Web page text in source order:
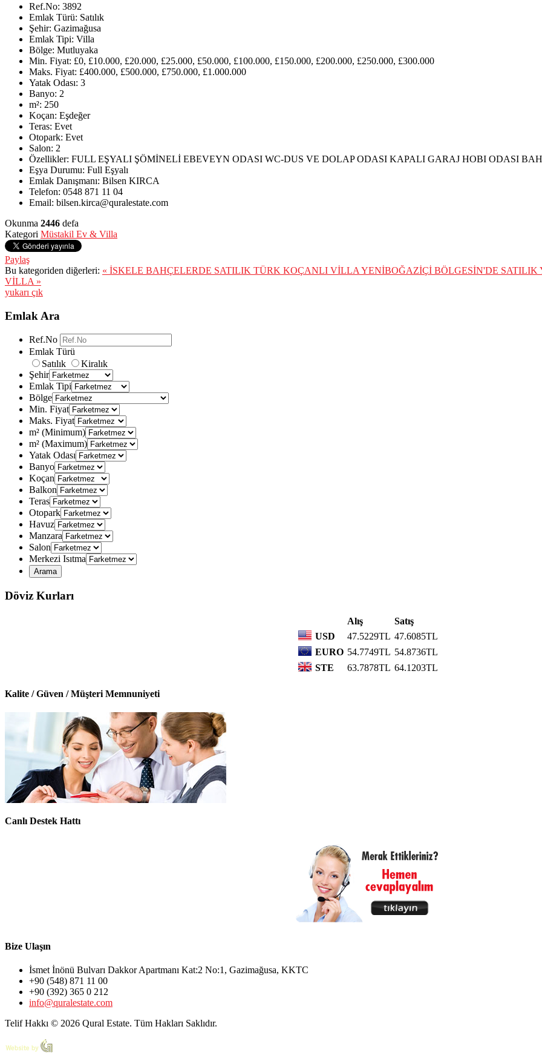
Ref.No: 3892
Emlak Türü: Satılık
Şehir: Gazimağusa
Emlak Tipi: Villa
Bölge: Mutluyaka
Min. Fiyat: £0, £10.000, £20.000, £25.000, £50.000, £100.000, £150.000, £200.000, £250.000, £300.000
Maks. Fiyat: £400.000, £500.000, £750.000, £1.000.000
Yatak Odası: 3
Banyo: 2
m²: 250
Koçan: Eşdeğer
Teras: Evet
Otopark: Evet
Salon: 2
Özellikler: FULL EŞYALI ŞÖMİNELİ EBEVEYN ODASI WC-DUS VE DOLAP ODASI KAPALI GARAJ HOBI ODASI
Eşya Durumu: Full Eşyalı
Emlak Danışmanı: Bilsen KIRCA
Telefon: 0548 871 11 04
Email: bilsen.kirca@quralestate.com
Okunma 2446 defa
Kategori Müstakil Ev & Villa
Paylaş
Bu kategoriden diğerleri: « İSKELE BAHÇELERDE SATILIK TÜRK KOÇANLI VİLLA YENİBOĞAZİÇİ BÖLGESİN'DE
VİLLA »
yukarı çık
Emlak Ara
Ref.No
Emlak Türü
Satılık
Kiralık
Şehir
Emlak Tipi
Bölge
Min. Fiyat
Maks. Fiyat
m² (Minimum)
m² (Maximum)
Yatak Odası
Banyo
Koçan
Balkon
Teras
Otopark
Havuz
Manzara
Salon
Merkezi Isıtma
Döviz Kurları
Alış
Satış
USD
47.5229TL 47.6085TL
EURO 54.7749TL 54.8736TL
STE
63.7878TL 64.1203TL
Kalite / Güven / Müşteri Memnuniyeti
Canlı Destek Hattı
Bize Ulaşın
İsmet İnönü Bulvarı Dakkor Apartmanı Kat:2 No:1, Gazimağusa, KKTC
+90 (548) 871 11 00
+90 (392) 365 0 212
info@quralestate.com
Telif Hakkı © 2026 Qural Estate. Tüm Hakları Saklıdır.